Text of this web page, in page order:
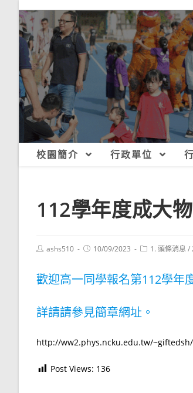
校園簡介 行政單位
112學年度成大
Postashs510
Post10/09/2023
Post1. 頭條消息 /
歡迎高一同學報名第112學年
詳請請參見簡章網址。
http://ww2.phys.ncku.edu.tw/
Post Views: 136